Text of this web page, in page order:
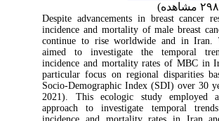
Despite advancements in breast cancer
incidence and mortality of male breast
continue to rise worldwide and in
aimed to investigate the temporal
incidence and mortality rates of MBC in
particular focus on regional disparities
Socio-Demographic Index (SDI) over 30
2021). This ecologic study employed
approach to investigate temporal